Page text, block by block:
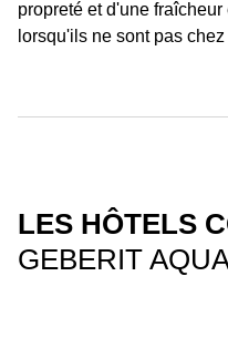
propreté et d'une
lorsqu'ils ne sont pas chez
LES HÔTELS
GEBERIT